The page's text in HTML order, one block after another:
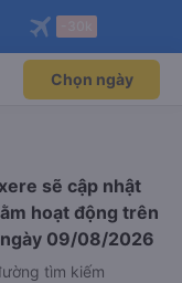
Mở app
qua
Mở app
Chọn ngày
sẽ cập nhật
hoạt động trên
09/08/2026
tìm kiếm